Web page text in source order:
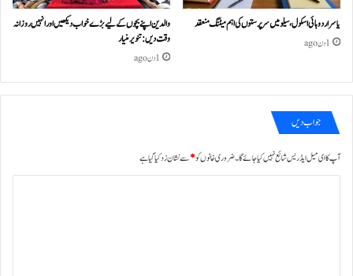
یاسر اردو ہائی اسکول، سیلو میں سرپرستوں کی اہم میٹنگ منعقد
1 دن ago
والدین اپنے بچوں کے لیے بڑے خواب دیکھیں اور انہیں روزانہ
وقت دیں : تنویر منیار
1 دن ago
جواب دیں
آپ کا ای میل ایڈریس شائع نہیں کیا جائے گا۔ضروری خانوں کو*سے نشان زد کیا گیا ہے